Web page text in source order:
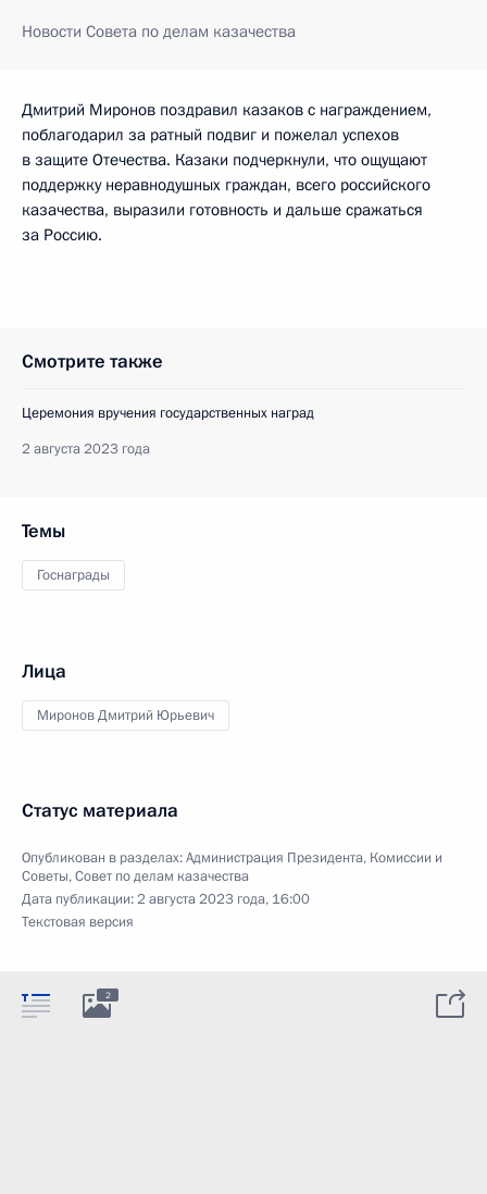
Новости Совета по делам казачества
Дмитрий Миронов поздравил казаков с награждением,
поблагодарил за ратный подвиг и пожелал успехов
в защите Отечества. Казаки подчеркнули, что ощущают
поддержку неравнодушных граждан, всего российского
казачества, выразили готовность и дальше сражаться
за Россию.
Смотрите также
Церемония вручения государственных наград
2 августа 2023 года
Темы
Госнаграды
Лица
Миронов Дмитрий Юрьевич
Статус материала
Опубликован в разделах:Администрация Президента, Комиссии и
Советы,Совет по делам казачества
Дата публикации:2 августа 2023 года, 16:00
Текстовая версия
2